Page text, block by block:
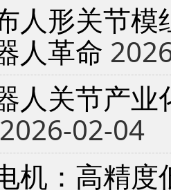
人形关节
人革命
人关节产
2026-02-04
机：高精